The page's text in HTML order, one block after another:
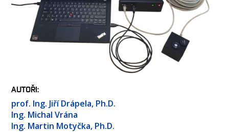
OSOBY
LABORATOŘE
MÉDIA
AUTOŘI
prof. Ing. Jiří Drápela, Ph.D.
Ing. Michal Vrána
Ing. Martin Motyčka, Ph.D.